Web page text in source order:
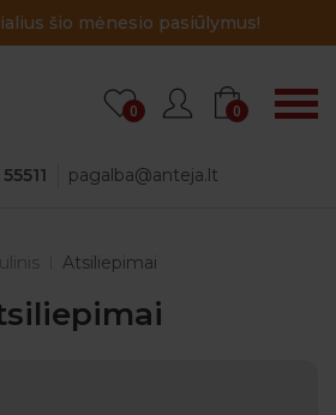
šio mėnesio pasiūlymus!
pagalba@anteja.lt
0 0
Atsiliepimai